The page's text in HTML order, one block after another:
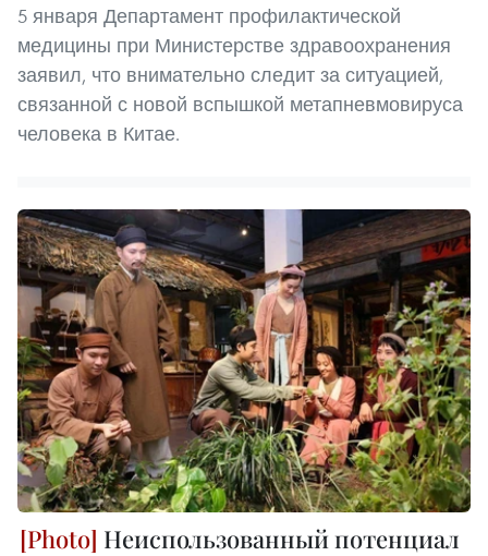
5 января Департамент профилактической
медицины при Министерстве здравоохранения
заявил, что внимательно следит за ситуацией,
связанной с новой вспышкой метапневмовируса
человека в Китае.
Неиспользованный потенциал